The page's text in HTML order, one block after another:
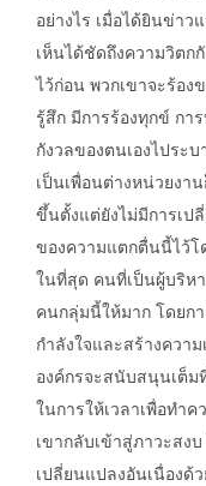
อย่างไร เมื่อได้ยินข่าว
เห็นได้ชัดถึงความวิตก
ไว้ก่อน พวกเขาจะร้อง
รู้สึก มีการร้องทุกข์ กา
กังวลของตนเองไประ
เป็นเพื่อนต่างหน่วยงา
ขึ้นตั้งแต่ยังไม่มีการเป
ของความแตกตื่นนี้ไว้โ
ในที่สุด คนที่เป็นผู้บริห
คนกลุ่มนี้ให้มาก โดยก
กำลังใจและสร้างควา
องค์กรจะสนับสนุนเต็
ในการให้เวลาเพื่อทำค
เขากลับเข้าสู่ภาวะสง
เปลี่ยนแปลงอันเนื่องด้